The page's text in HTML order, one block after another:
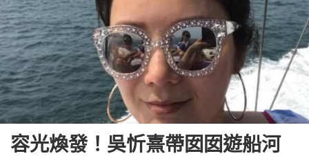
容光煥發！吳忻熹帶囡囡遊船河